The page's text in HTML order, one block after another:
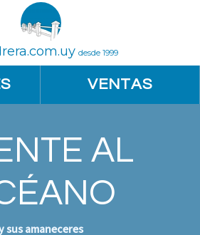
desde 1999
VENTAS
AL
sus amaneceres